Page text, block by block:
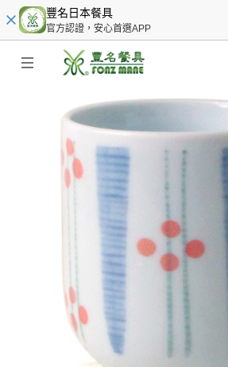
豐名日本餐具
官方認證，安心首選APP